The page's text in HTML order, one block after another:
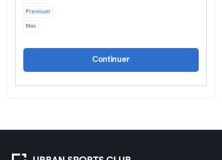
Premium
Max
Continuer